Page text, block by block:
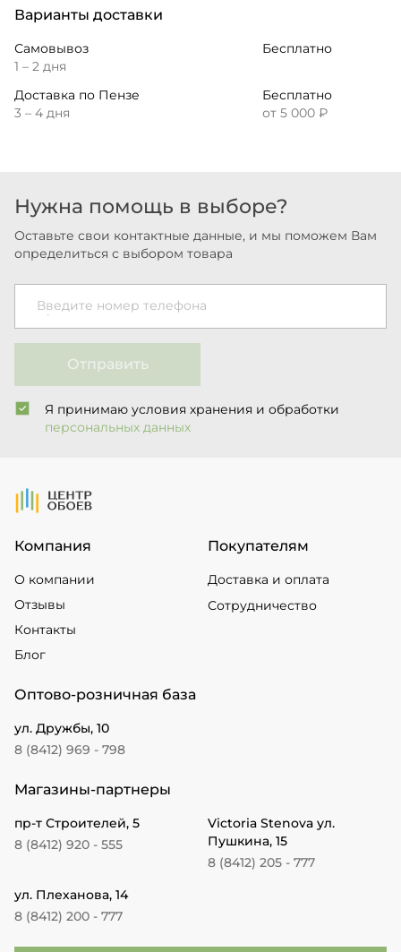
Варианты доставки
Самовывоз
1 – 2 дня
Бесплатно
Доставка по Пензе
3 – 4 дня
Бесплатно
от 5 000 ₽
Нужна помощь в выборе?
Оставьте свои контактные данные, и мы поможем Вам
определиться с выбором товара
Введите номер телефона
Отправить
Я принимаю условия хранения и обработки
персональных данных
На Главную
Компания
О компании
Отзывы
Контакты
Блог
Покупателям
Доставка и оплата
Сотрудничество
Оптово-розничная база
ул. Дружбы, 10
8 (8412) 969 - 798
Магазины-партнеры
пр-т Строителей, 5
8 (8412) 920 - 555
Victoria Stenova ул.
Пушкина, 15
8 (8412) 205 - 777
ул. Плеханова, 14
8 (8412) 200 - 777